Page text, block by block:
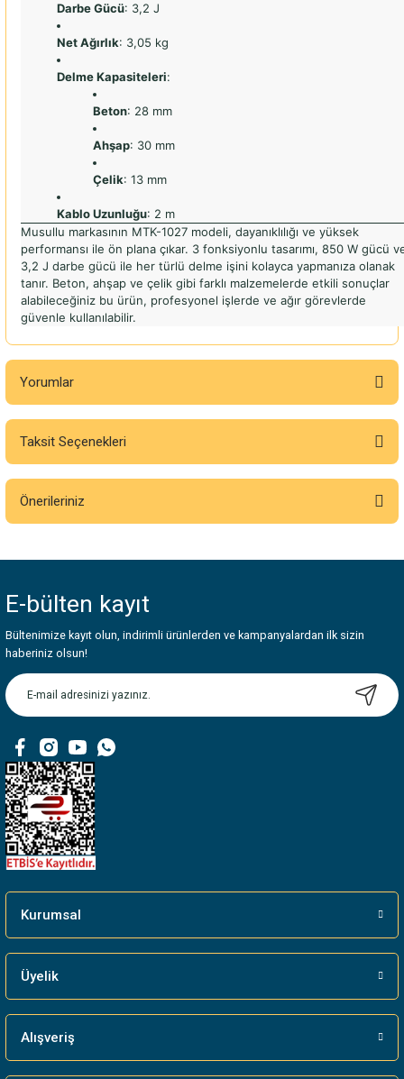
Darbe Gücü: 3,2 J
Net Ağırlık: 3,05 kg
Delme Kapasiteleri:
Beton: 28 mm
Ahşap: 30 mm
Çelik: 13 mm
Kablo Uzunluğu: 2 m
Musullu markasının MTK-1027 modeli, dayanıklılığı ve yüksek
performansı ile ön plana çıkar. 3 fonksiyonlu tasarımı, 850 W gücü
3,2 J darbe gücü ile her türlü delme işini kolayca yapmanıza olanak
tanır. Beton, ahşap ve çelik gibi farklı malzemelerde etkili sonuçlar
alabileceğiniz bu ürün, profesyonel işlerde ve ağır görevlerde
güvenle kullanılabilir.
Yorumlar
Bu ürüne ilk yorumu siz yapın!
Taksit Seçenekleri
Önerileriniz
Görüş ve önerileriniz için teşekkür ederiz.
Ürün resmi kalitesiz, bozuk veya görüntülenemiyor.
Ürün açıklamasında eksik bilgiler bulunuyor.
Ürün bilgilerinde hatalar bulunuyor.
Bu ürüne benzer farklı alternatifler olmalı.
E-bülten kayıt
Bültenimize kayıt olun, indirimli ürünlerden ve kampanyalardan ilk sizin
haberiniz olsun!
Kurumsal
Üyelik
Alışveriş